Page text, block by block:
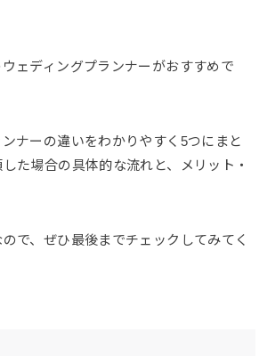
ェディングプランナーがおすすめで
ナーの違いをわかりやすく5つにまと
た場合の具体的な流れと、メリット・
で、ぜひ最後までチェックしてみてく